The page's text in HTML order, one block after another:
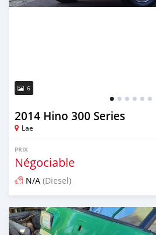
6
2014 Hino 300 Series
Lae
PRIX
Négociable
N/A (Diesel)
Publié il y a 3 mois